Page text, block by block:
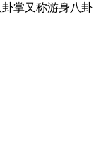
卦掌又称游身八卦